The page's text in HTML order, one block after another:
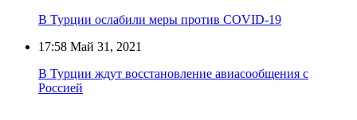
В Турции ослабили меры против COVID-19
17:58 Май 31, 2021
В Турции ждут восстановление авиасообщения с
Россией